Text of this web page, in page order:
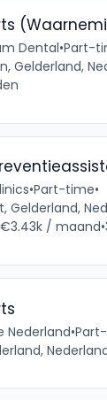
Dental•Part-
Gelderland,
•Part-time•
Gelderland,
/ maand•
Nederland•